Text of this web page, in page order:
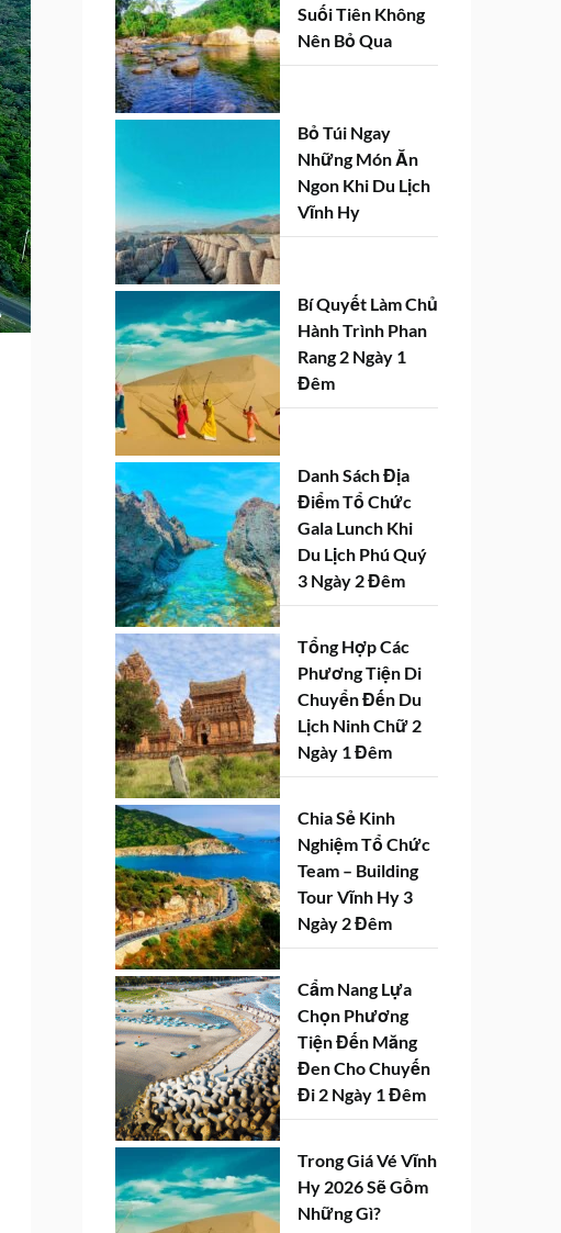
Suối Tiên Không
Nên Bỏ Qua
Bỏ Túi Ngay
Những Món Ăn
Ngon Khi Du Lịch
Vĩnh Hy
Bí Quyết Làm Chủ
Hành Trình Phan
Rang 2 Ngày 1
Đêm
Danh Sách Địa
Điểm Tổ Chức
Gala Lunch Khi
Du Lịch Phú Quý
3 Ngày 2 Đêm
Tổng Hợp Các
Phương Tiện Di
Chuyển Đến Du
Lịch Ninh Chữ 2
Ngày 1 Đêm
Chia Sẻ Kinh
Nghiệm Tổ Chức
Team – Building
Tour Vĩnh Hy 3
Ngày 2 Đêm
Cẩm Nang Lựa
Chọn Phương
Tiện Đến Măng
Đen Cho Chuyến
Đi 2 Ngày 1 Đêm
Trong Giá Vé Vĩnh
Hy 2026 Sẽ Gồm
Những Gì?